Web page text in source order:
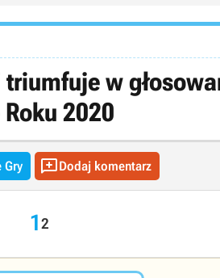
w
Roku 2020
Gry Dodaj komentarz
12